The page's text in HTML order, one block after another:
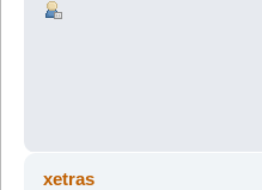
xetras